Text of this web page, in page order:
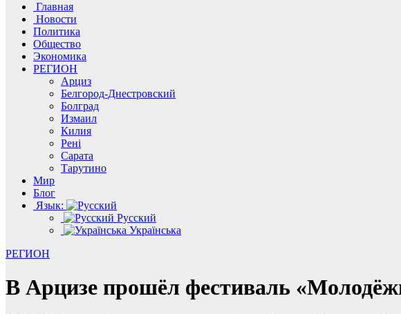
Главная
Новости
Политика
Общество
Экономика
РЕГИОН
Арциз
Белгород-Днестровский
Болград
Измаил
Килия
Рені
Сарата
Тарутино
Мир
Блог
Язык:
Русский
Українська
РЕГИОН
В Арцизе прошёл фестиваль